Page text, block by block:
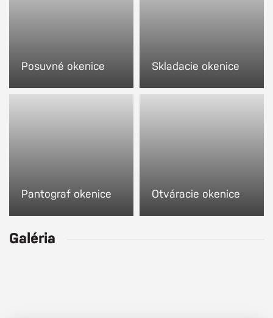
Posuvné okenice Skladacie okenice
Pantograf okenice Otváracie okenice
Galéria